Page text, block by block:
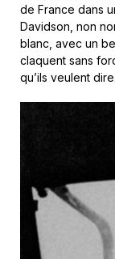
de France dans
Davidson, non
blanc, avec un
claquent sans
qu’ils veulent dire.